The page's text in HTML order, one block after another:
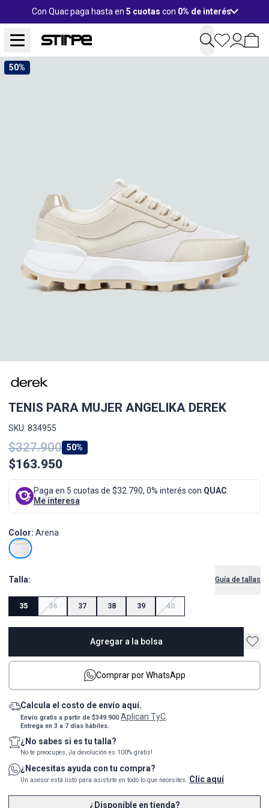
Con Quac paga hasta en 5 cuotas con 0% de interés
50%
TENIS PARA MUJER ANGELIKA DEREK
SKU: 834955
$327.900 50%
$163.950
Paga en 5 cuotas de $32.790, 0% interés con QUAC
Me interesa
Color: Arena
Talla: Guía de tallas
35 36 37 38 39 40
Agregar a la bolsa
Comprar por WhatsApp
Calcula el costo de envío aquí.
Envío gratis a partir de $349.900Aplican TyC.
Entrega en 3 a 7 días hábiles.
¿No sabes si es tu talla?
No te preocupes, ¡la devolución es 100% gratis!
¿Necesitas ayuda con tu compra?
Un asesor está listo para asistirte en todo lo que necesites. Clic aquí
¿Disponible en tienda?